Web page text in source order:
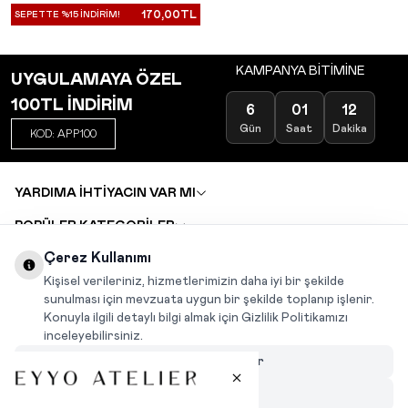
SEPETTE %15 İNDİRİM! 170,00TL
UYGULAMAYA ÖZEL
100TL İNDİRİM
KOD: APP100
KAMPANYA BİTİMİNE
6
Gün
01
Saat
12
Dakika
YARDIMA İHTİYACIN VAR MI
POPÜLER KATEGORİLER
DEĞİŞİM VE İADE TALEBİ
KARIYER
INSTAGRAM
Çerez Kullanımı
Kişisel verileriniz, hizmetlerimizin daha iyi bir şekilde
sunulması için mevzuata uygun bir şekilde toplanıp işlenir.
Konuyla ilgili detaylı bilgi almak için Gizlilik Politikamızı
inceleyebilirsiniz.
Çerezleri Özelleştir